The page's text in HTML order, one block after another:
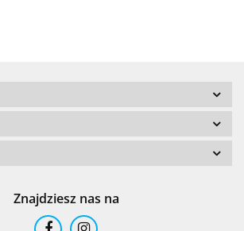
Znajdziesz nas na